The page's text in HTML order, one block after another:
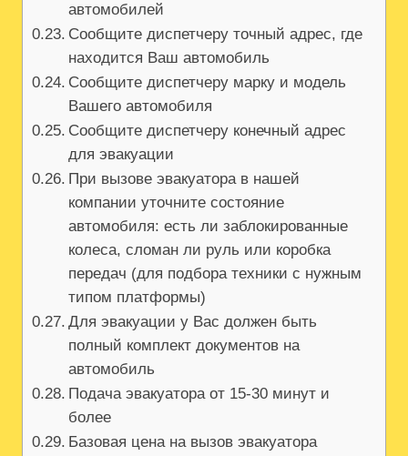
автомобилей
Сообщите диспетчеру точный адрес, где
находится Ваш автомобиль
Сообщите диспетчеру марку и модель
Вашего автомобиля
Сообщите диспетчеру конечный адрес
для эвакуации
При вызове эвакуатора в нашей
компании уточните состояние
автомобиля: есть ли заблокированные
колеса, сломан ли руль или коробка
передач (для подбора техники с нужным
типом платформы)
Для эвакуации у Вас должен быть
полный комплект документов на
автомобиль
Подача эвакуатора от 15-30 минут и
более
Базовая цена на вызов эвакуатора